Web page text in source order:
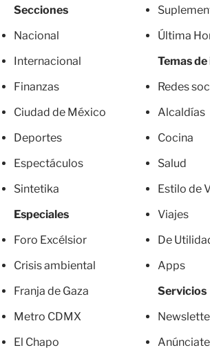
Secciones
Nacional
Internacional
Finanzas
Ciudad de México
Deportes
Espectáculos
Sintetika
Especiales
Foro Excélsior
Crisis ambiental
Franja de Gaza
Metro CDMX
El Chapo
Última
Temas
Redes
Alcaldías
Cocina
Salud
Estilo de
Viajes
De
Apps
Servicios
Anúnciate